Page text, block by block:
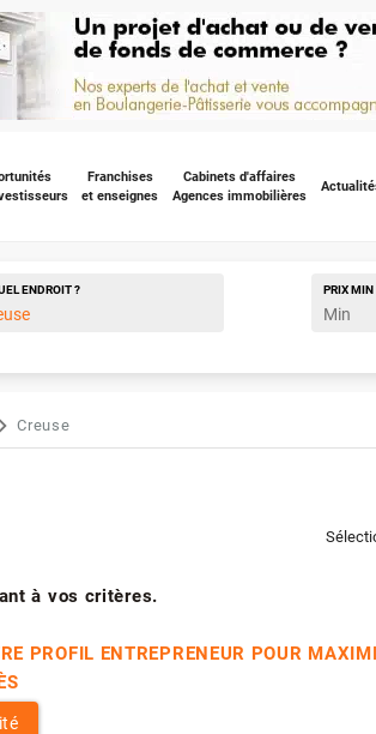
Franchises
et enseignes
Cabinets d'affaires
Agences immobilières
ENDROIT ? PRIXMIN
Creuse
à vos critères.
PROFIL ENTREPRENEUR POUR